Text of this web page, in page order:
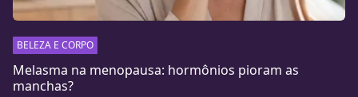
BELEZA E CORPO
Melasma na menopausa: hormônios pioram as
manchas?